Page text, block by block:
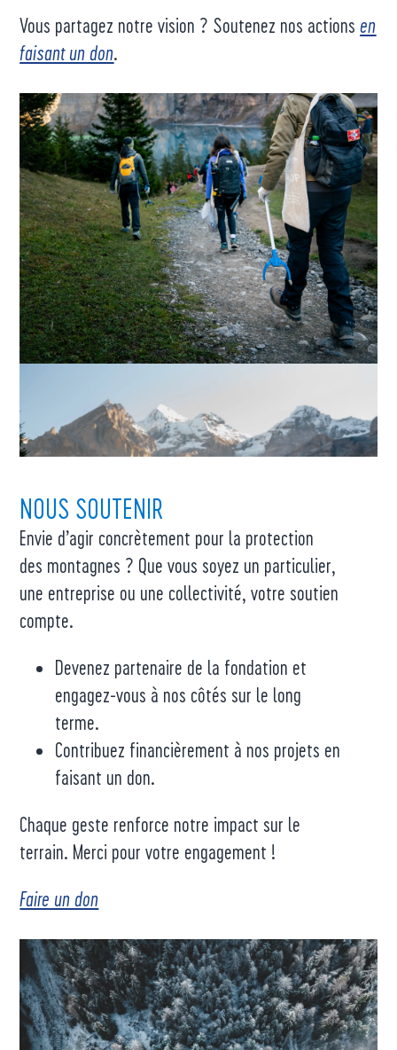
Vous partagez notre vision ? Soutenez nos actionsen
faisant un don.
NOUS SOUTENIR
Envie d’agir concrètement pour la protection
des montagnes ? Que vous soyez un particulier,
une entreprise ou une collectivité, votre soutien
compte.
Devenez partenaire de la fondation et
engagez-vous à nos côtés sur le long
terme.
Contribuez financièrement à nos projets en
faisant un don.
Chaque geste renforce notre impact sur le
terrain. Merci pour votre engagement !
Faire un don